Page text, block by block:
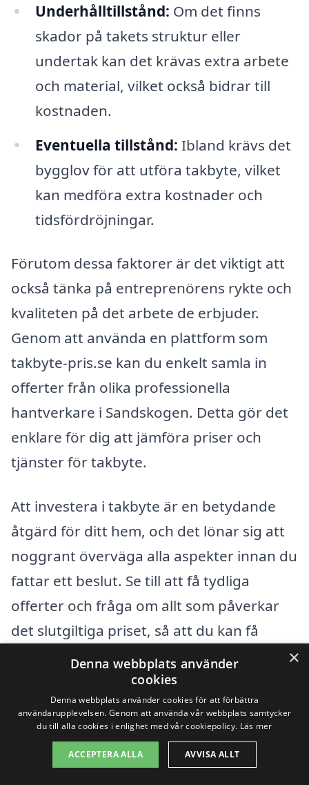
Underhålltillstånd: Om det finns
skador på takets struktur eller
undertak kan det krävas extra arbete
och material, vilket också bidrar till
kostnaden.
Eventuella tillstånd: Ibland krävs det
bygglov för att utföra takbyte, vilket
kan medföra extra kostnader och
tidsfördröjningar.
Förutom dessa faktorer är det viktigt att
också tänka på entreprenörens rykte och
kvaliteten på det arbete de erbjuder.
Genom att använda en plattform som
takbyte-pris.se kan du enkelt samla in
offerter från olika professionella
hantverkare i Sandskogen. Detta gör det
enklare för dig att jämföra priser och
tjänster för takbyte.
Att investera i takbyte är en betydande
åtgärd för ditt hem, och det lönar sig att
noggrant överväga alla aspekter innan du
fattar ett beslut. Se till att få tydliga
offerter och fråga om allt som påverkar
det slutgiltiga priset, så att du kan få
exakt vad du betalar för. Med rätt
information och resurser kan du hitta en
pålitlig entreprenör för takbyte i
Sandskogen som ger dig det tak du
behöver till ett rimligt pris.
×
Denna webbplats använder
cookies
Denna webbplats använder cookies för att förbättra
användarupplevelsen. Genom att använda vår webbplats samtycker
du till alla cookies i enlighet med vår cookiepolicy. Läs mer
ACCEPTERA ALLA AVVISA ALLT